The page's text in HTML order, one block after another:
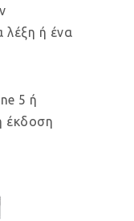
λέξη ή ένα
5 ή
έκδοση